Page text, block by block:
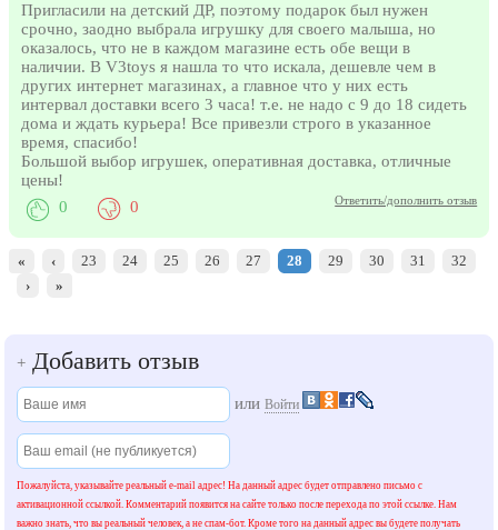
Пригласили на детский ДР, поэтому подарок был нужен
срочно, заодно выбрала игрушку для своего малыша, но
оказалось, что не в каждом магазине есть обе вещи в
наличии. В V3toys я нашла то что искала, дешевле чем в
других интернет магазинах, а главное что у них есть
интервал доставки всего 3 часа! т.е. не надо с 9 до 18 сидеть
дома и ждать курьера! Все привезли строго в указанное
время, спасибо!
Большой выбор игрушек, оперативная доставка, отличные
цены!
Ответить/дополнить отзыв
0 0
« ‹ 23 24 25 26 27 28 29 30 31
32
›
»
+ Добавить отзыв
илиВойти
Пожалуйста, указывайте реальный e-mail адрес! На данный адрес будет отправлено письмо с
активационной ссылкой. Комментарий появится на сайте только после перехода по этой ссылке. Нам
важно знать, что вы реальный человек, а не спам-бот. Кроме того на данный адрес вы будете получать